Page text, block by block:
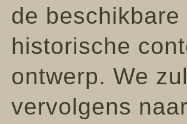
de
historische
ontwerp. We
vervolgens